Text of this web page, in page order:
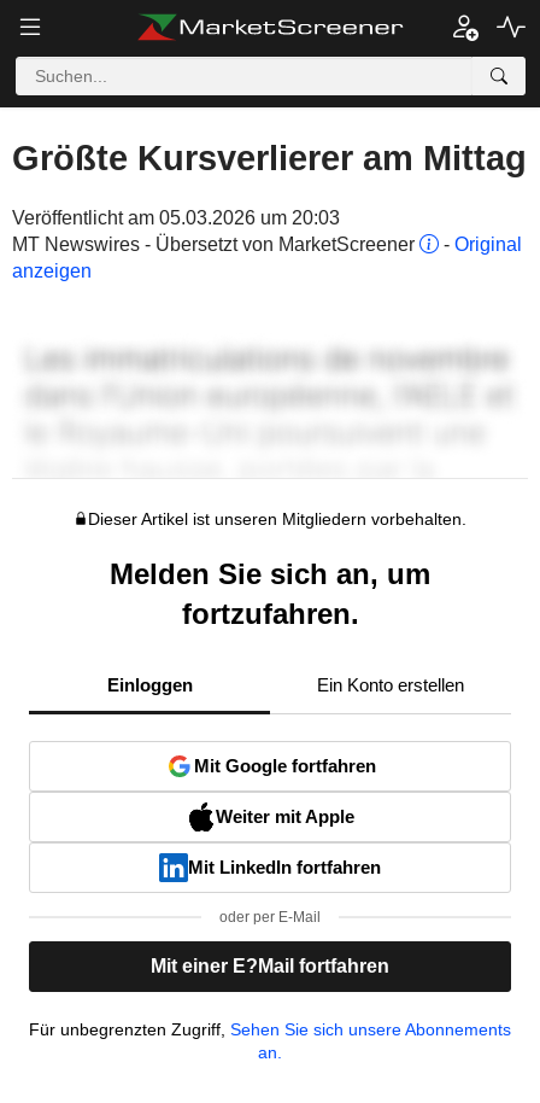
Größte Kursverlierer am Mittag
Veröffentlicht am 05.03.2026 um 20:03
MT Newswires - Übersetzt von MarketScreener
- Original
anzeigen
Dieser Artikel ist unseren Mitgliedern vorbehalten.
Melden Sie sich an, um
fortzufahren.
Einloggen Ein Konto erstellen
Mit Google fortfahren
Weiter mit Apple
Mit LinkedIn fortfahren
oder per E-Mail
Mit einer E?Mail fortfahren
Für unbegrenzten Zugriff, Sehen Sie sich unsere Abonnements
an.